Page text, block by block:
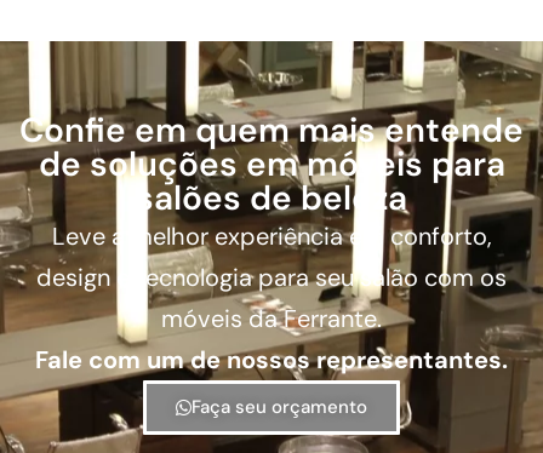
Confie em quem mais entende
de soluções em móveis para
salões de beleza
Leve a melhor experiência em conforto,
design e tecnologia para seu salão com os
móveis da Ferrante.
Fale com um de nossos representantes.
Faça seu orçamento